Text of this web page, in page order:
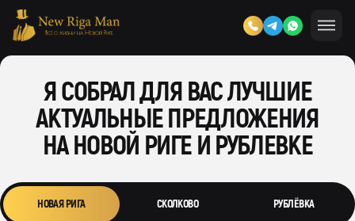
Я СОБРАЛ ДЛЯ ВАС ЛУЧШИЕ
АКТУАЛЬНЫЕ ПРЕДЛОЖЕНИЯ
НА НОВОЙ РИГЕ И РУБЛЕВКЕ
НОВАЯ РИГА СКОЛКОВО РУБЛЁВКА